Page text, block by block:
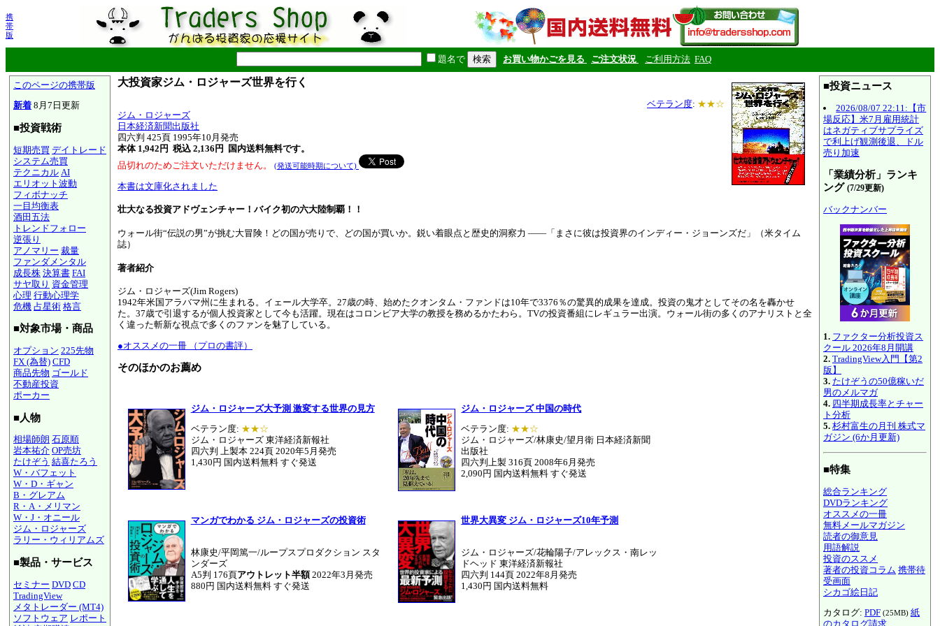
携
帯
版
題名で お買い物かごを見る ご注文状況 ご利用方法 FAQ
このページの携帯版
新着 8月7日更新
■投資戦術
短期売買 デイトレード
システム売買
テクニカル AI
エリオット波動
フィボナッチ
一目均衡表
酒田五法
トレンドフォロー
逆張り
アノマリー 裁量
ファンダメンタル
成長株 決算書 FAI
サヤ取り 資金管理
心理 行動心理学
危機 占星術 格言
■対象市場・商品
オプション 225先物
FX (為替) CFD
商品先物 ゴールド
不動産投資
ポーカー
■人物
相場師朗 石原順
岩本祐介 OP売坊
たけぞう 結喜たろう
W・バフェット
W・D・ギャン
B・グレアム
R・A・メリマン
W・J・オニール
ジム・ロジャーズ
ラリー・ウィリアムズ
■製品・サービス
セミナー DVD CD
TradingView
メタトレーダー (MT4)
ソフトウェア レポート
大投資家ジム・ロジャーズ世界を行く
ベテラン度: ★★☆
ジム・ロジャーズ
日本経済新聞出版社
四六判 425頁 1995年10月発売
本体 1,942円 税込 2,136円
国内送料無料です。
品切れのためご注文いただけません。
(発送可能時期について)
本書は文庫化されました
壮大なる投資アドヴェンチャー！バイク初の六大陸制覇！！
ウォール街“伝説の男”が挑む大冒険！どの国が売りで、どの国が買いか。鋭い着眼点と歴史的洞察力 ――「まさに彼は投資界のインディー・ジョーンズだ」（米タイム
誌）
著者紹介
ジム・ロジャーズ(Jim Rogers)
1942年米国アラバマ州に生まれる。イェール大学卒。27歳の時、始めたクオンタム・ファンドは10年で3376％の驚異的成果を達成。投資の鬼才としてその名を轟かせ
た。37歳で引退するが個人投資家として今も活躍。現在はコロンビア大学の教授を務めるかたわら。TVの投資番組にレギュラー出演。ウォール街の多くのアナリストと全
く違った斬新な視点で多くのファンを魅了している。
●オススメの一冊 （プロの書評）
そのほかのお薦め
ジム・ロジャーズ大予測 激変する世界の見方
ベテラン度: ★★☆
ジム・ロジャーズ 東洋経済新報社
四六判 上製本 224頁 2020年5月発売
1,430円 国内送料無料 すぐ発送
ジム・ロジャーズ 中国の時代
ベテラン度: ★★☆
ジム・ロジャーズ/林康史/望月衛 日本経済新聞
出版社
四六判上製 316頁 2008年6月発売
2,090円 国内送料無料 すぐ発送
マンガでわかる ジム・ロジャーズの投資術
林康史/平岡篤一/ループスプロダクション スタ
ンダーズ
A5判 176頁アウトレット半額2022年3月発売
880円 国内送料無料 すぐ発送
世界大異変 ジム・ロジャーズ10年予測
ジム・ロジャーズ/花輪陽子/アレックス・南レッ
ドヘッド 東洋経済新報社
四六判 144頁 2022年8月発売
1,430円 国内送料無料
■投資ニュース
2026/08/07 22:11:【市
場反応】米7月雇用統計
はネガティブサプライズ
で利上げ観測後退、ドル
売り加速
「業績分析」ランキ
ング (7/29更新)
バックナンバー
1. ファクター分析投資ス
クール 2026年8月開講
2. TradingView入門【第2
版】
3. たけぞうの50億稼いだ
男のメルマガ
4. 四半期成長率とチャー
ト分析
5. 杉村富生の月刊 株式マ
ガジン (6か月更新)
■特集
総合ランキング
DVDランキング
オススメの一冊
無料メールマガジン
読者の御意見
用語解説
投資のススメ
著者の投資コラム 携帯待
受画面
シカゴ絵日記
カタログ: PDF (25MB) 紙
のカタログ請求